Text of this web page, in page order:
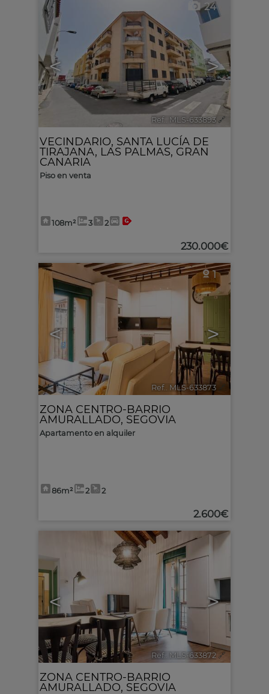
< >
24
Ref.. MLS-633893 🔗
VECINDARIO, SANTA LUCÍA DE
TIRAJANA, LAS PALMAS, GRAN
CANARIA
Piso en venta
108m² 3 2
230.000€
< >
1
Ref.. MLS-633873
ZONA CENTRO-BARRIO
AMURALLADO, SEGOVIA
Apartamento en alquiler
86m² 2 2
2.600€
< >
Ref.. MLS-633872 🔗
ZONA CENTRO-BARRIO
AMURALLADO, SEGOVIA